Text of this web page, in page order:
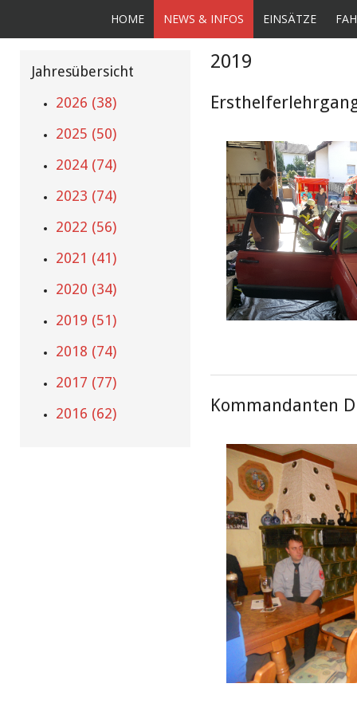
HOME NEWS & INFOS EINSÄTZE
2019
Kommandanten
Jahresübersicht
2026 (38)
2025 (50)
2024 (74)
2023 (74)
2022 (56)
2021 (41)
2020 (34)
2019 (51)
2018 (74)
2017 (77)
2016 (62)